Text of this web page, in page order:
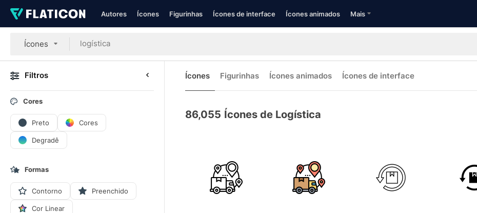
Autores Ícones Figurinhas Ícones de interface Ícones animados Mais
Ícones
Filtros
Cores
Preto Cores
Degradê
Formas
Contorno Preenchido
Cor Linear
Ícones Figurinhas Ícones animados Ícones de interface
86,055 Ícones de Logística